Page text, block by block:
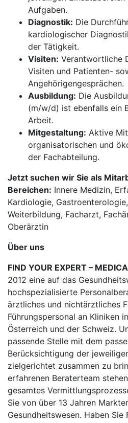
Aufgaben.
Diagnostik: Die
kardiologischer
der Tätigkeit.
Visiten: Verantwortliche
Visiten und Patienten-
Angehörigengesprächen.
Ausbildung: Die
(m/w/d) ist ebenfalls ein
Arbeit.
Mitgestaltung: Aktive
organisatorischen und
der Fachabteilung.
Jetzt suchen wir Sie als
Bereichen: Innere Medizin,
Kardiologie,
Weiterbildung, Facharzt,
Oberärztin
Über uns
FIND YOUR EXPERT –
2012 eine auf das
hochspezialisierte
ärztliches und nichtärztliches
Führungspersonal an Kliniken
Österreich und der Schweiz.
passende Stelle mit dem
Berücksichtigung der
zielgerichtet zusammen zu
erfahrenen Beraterteam
gesamtes
Sie von über 13 Jahren
Gesundheitswesen. Haben Sie